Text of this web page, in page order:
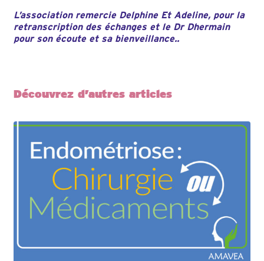
L’association remercie Delphine Et Adeline, pour la
retranscription des échanges et le Dr Dhermain
pour son écoute et sa bienveillance..
Découvrez d’autres articles